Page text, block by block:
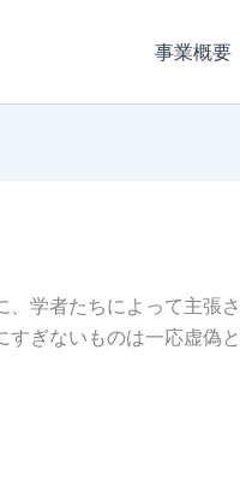
事業概要
学者たちによって主張
すぎないものは一応虚偽